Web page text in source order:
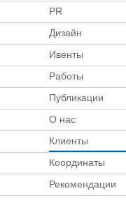
PR
Дизайн
Ивенты
Работы
Публикации
О нас
Клиенты
Координаты
Рекомендации